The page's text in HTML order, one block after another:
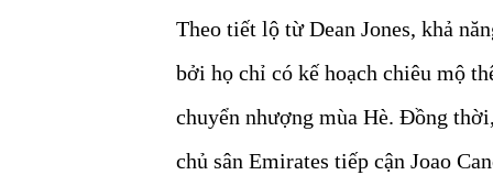
Theo tiết lộ từ Dean Jones, khả
bởi họ chỉ có kế hoạch chiêu mộ
chuyển nhượng mùa Hè. Đồng
chủ sân Emirates tiếp cận Joao